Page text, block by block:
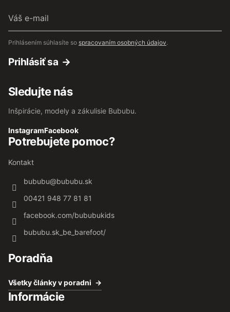
e-
mail
Prihlásením súhlasíte so spracovaním osobných údajov.
Prihlásiť sa
Sledujte nás
Inšpirácie, modely a zákulisie Bububu.
InstagramFacebook
Potrebujete pomoc?
Kontakt
bububu@bububu.sk
00421 948 77 81 81
facebook.com/bububukids
bububu.sk_be_barefoot/
Poradňa
Všetky články v poradni
Informácie